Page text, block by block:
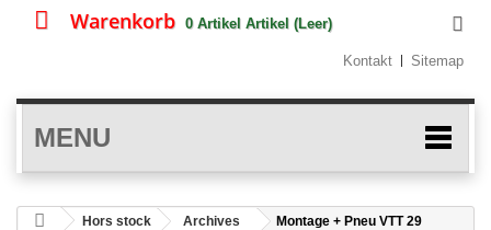
Warenkorb 0 Artikel Artikel (Leer)
Kontakt Sitemap
MENU
Hors stock Archives
Montage + Pneu VTT 29